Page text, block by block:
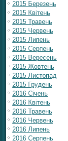
2015 Березень
2015 Квітень
2015 Травень
2015 Червень
2015 Липень
2015 Серпень
2015 Вересень
2015 Жовтень
2015 Листопад
2015 Грудень
2016 Січень
2016 Квітень
2016 Травень
2016 Червень
2016 Липень
2016 Серпень